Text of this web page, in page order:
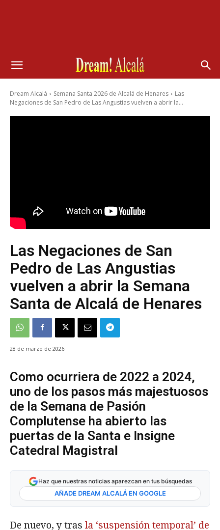
Dream Alcalá Semana Santa 2026 de Alcalá de Henares
Las
Negaciones de San Pedro de Las Angustias vuelven a abrir la...
Las Negaciones de San
Pedro de Las Angustias
vuelven a abrir la Semana
Santa de Alcalá de Henares
28 de marzo de 2026
Como ocurriera de 2022 a 2024,
uno de los pasos más majestuosos
de la Semana de Pasión
Complutense ha abierto las
puertas de la Santa e Insigne
Catedral Magistral
Haz que nuestras noticias aparezcan en tus búsquedas
AÑADE DREAM ALCALÁ EN GOOGLE
De nuevo, y tras la ‘suspensión temporal’ de